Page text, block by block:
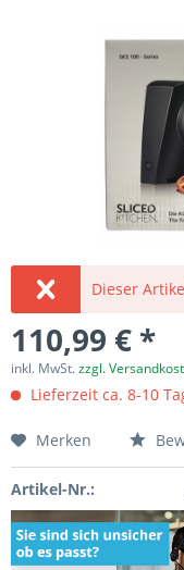
Dieser
110,99 € *
inkl. MwSt.zzgl.
Lieferzeit ca. 8-10
Merken
Artikel-Nr.: